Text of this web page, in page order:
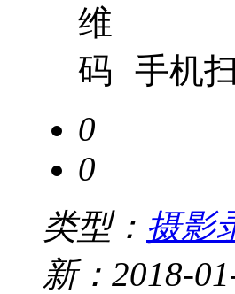
手机
0
0
类型： 摄影
新：2018-